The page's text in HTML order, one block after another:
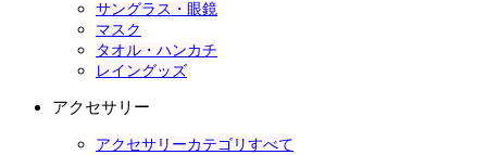
サングラス・眼鏡
マスク
タオル・ハンカチ
レイングッズ
アクセサリー
アクセサリーカテゴリすべて